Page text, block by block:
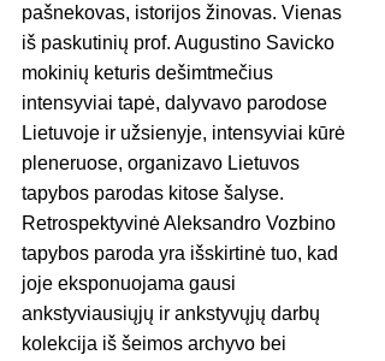
pašnekovas, istorijos žinovas. Vienas
iš paskutinių prof. Augustino Savicko
mokinių keturis dešimtmečius
intensyviai tapė, dalyvavo parodose
Lietuvoje ir užsienyje, intensyviai kūrė
pleneruose, organizavo Lietuvos
tapybos parodas kitose šalyse.
Retrospektyvinė Aleksandro Vozbino
tapybos paroda yra išskirtinė tuo, kad
joje eksponuojama gausi
ankstyviausiųjų ir ankstyvųjų darbų
kolekcija iš šeimos archyvo bei